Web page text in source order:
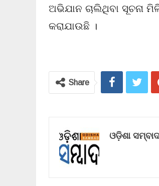
ଅଭିଯାନ ଚାଲିଥିବା ସୂଚନା
କରାଯାଉଛି ।
Share
ଓଡ଼ିଶା